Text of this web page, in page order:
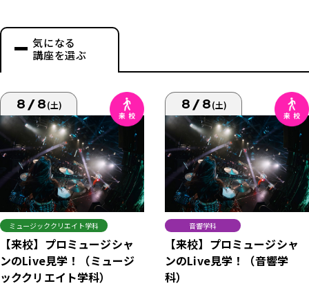
気になる
講座を選ぶ
8/8(土)
ミュージッククリエイト学科
【来校】プロミュージシャ
ンのLive見学！（ミュージ
ッククリエイト学科）
8/8(土)
音響学科
【来校】プロミュージシャ
ンのLive見学！（音響学
科）